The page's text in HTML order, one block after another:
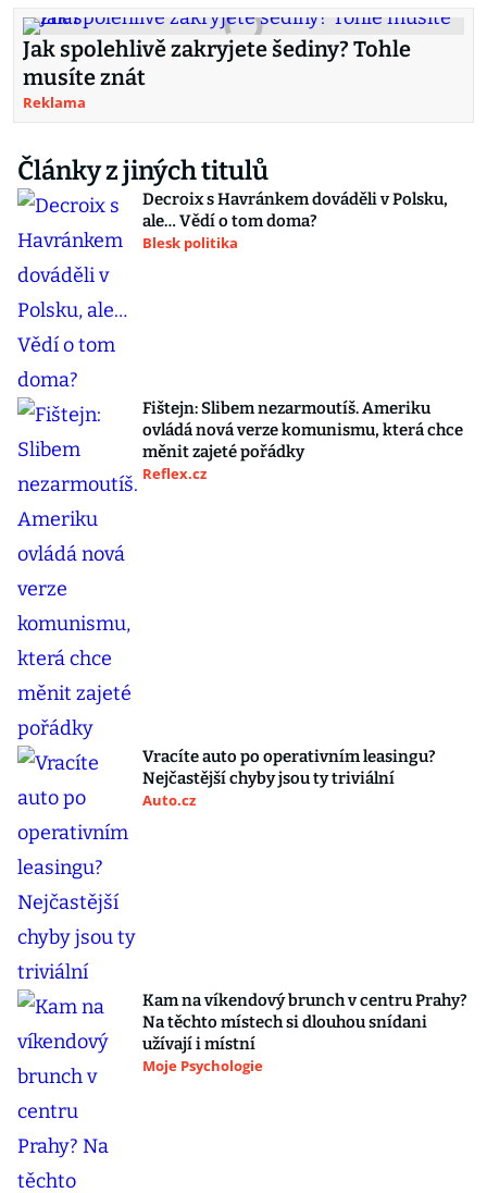
Jak spolehlivě zakryjete šediny? Tohle
musíte znát
Reklama
Články z jiných titulů
Decroix s Havránkem dováděli v Polsku,
ale… Vědí o tom doma?
Blesk politika
Fištejn: Slibem nezarmoutíš. Ameriku
ovládá nová verze komunismu, která chce
měnit zajeté pořádky
Reflex.cz
Vracíte auto po operativním leasingu?
Nejčastější chyby jsou ty triviální
Auto.cz
Kam na víkendový brunch v centru Prahy?
Na těchto místech si dlouhou snídani
užívají i místní
Moje Psychologie